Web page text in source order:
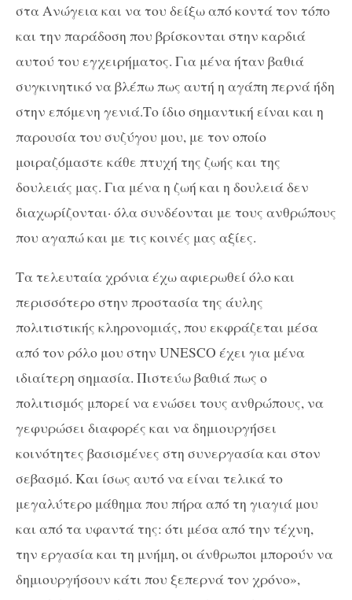
στα Ανώγεια και να του δείξω από κοντά τον τόπο
και την παράδοση που βρίσκονται στην καρδιά
αυτού του εγχειρήματος. Για μένα ήταν βαθιά
συγκινητικό να βλέπω πως αυτή η αγάπη περνά ήδη
στην επόμενη γενιά.Το ίδιο σημαντική είναι και η
παρουσία του συζύγου μου, με τον οποίο
μοιραζόμαστε κάθε πτυχή της ζωής και της
δουλειάς μας. Για μένα η ζωή και η δουλειά δεν
διαχωρίζονται· όλα συνδέονται με τους ανθρώπους
που αγαπώ και με τις κοινές μας αξίες.
Τα τελευταία χρόνια έχω αφιερωθεί όλο και
περισσότερο στην προστασία της άυλης
πολιτιστικής κληρονομιάς, που εκφράζεται μέσα
από τον ρόλο μου στην UNESCO έχει για μένα
ιδιαίτερη σημασία. Πιστεύω βαθιά πως ο
πολιτισμός μπορεί να ενώσει τους ανθρώπους, να
γεφυρώσει διαφορές και να δημιουργήσει
κοινότητες βασισμένες στη συνεργασία και στον
σεβασμό. Και ίσως αυτό να είναι τελικά το
μεγαλύτερο μάθημα που πήρα από τη γιαγιά μου
και από τα υφαντά της: ότι μέσα από την τέχνη,
την εργασία και τη μνήμη, οι άνθρωποι μπορούν να
δημιουργήσουν κάτι που ξεπερνά τον χρόνο»,